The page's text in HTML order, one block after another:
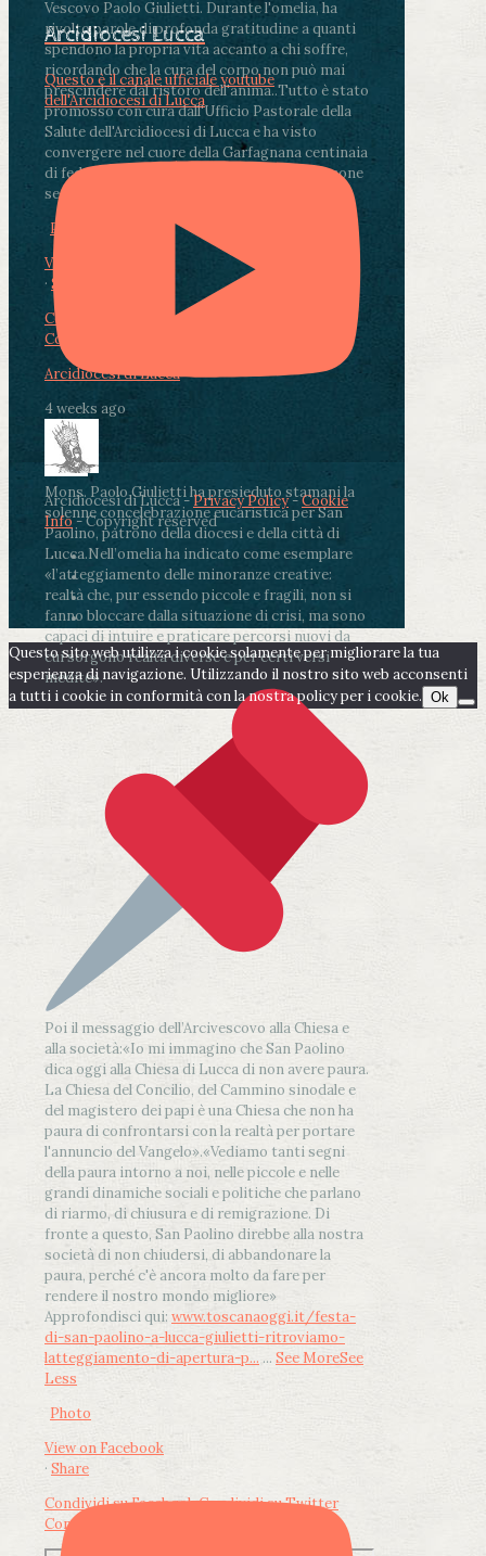
Vescovo Paolo Giulietti. Durante l'omelia, ha
rivolto parole di profonda gratitudine a quanti
spendono la propria vita accanto a chi soffre,
ricordando che la cura del corpo non può mai
prescindere dal ristoro dell'anima..Tutto è stato
promosso con cura dall'Ufficio Pastorale della
Salute dell'Arcidiocesi di Lucca e ha visto
convergere nel cuore della Garfagnana centinaia
di fedeli, operatori sanitari, volontari e persone
segnate dalla malattia.
Photo
View on Facebook
· Share
Condividi su Facebook
Condividi su LinkedIn
Arcidiocesi di Lucca
4 weeks ago
Mons. Paolo Giulietti ha presieduto stamani la
solenne concelebrazione eucaristica per San
Paolino, patrono della diocesi e della città di
Lucca.Nell’omelia ha indicato come esemplare
«l’atteggiamento delle minoranze creative:
realtà che, pur essendo piccole e fragili, non si
fanno bloccare dalla situazione di crisi, ma sono
capaci di intuire e praticare percorsi nuovi da
cui sorgono realtà diverse e per certi versi
inedite».
Poi il messaggio dell’Arcivescovo alla Chiesa e
alla società:«Io mi immagino che San Paolino
dica oggi alla Chiesa di Lucca di non avere paura.
La Chiesa del Concilio, del Cammino sinodale e
del magistero dei papi è una Chiesa che non ha
paura di confrontarsi con la realtà per portare
l'annuncio del Vangelo».«Vediamo tanti segni
della paura intorno a noi, nelle piccole e nelle
grandi dinamiche sociali e politiche che parlano
di riarmo, di chiusura e di remigrazione. Di
fronte a questo, San Paolino direbbe alla nostra
società di non chiudersi, di abbandonare la
paura, perché c'è ancora molto da fare per
rendere il nostro mondo migliore»
Approfondisci qui: www.toscanaoggi.it/festa-
di-san-paolino-a-lucca-giulietti-ritroviamo-
latteggiamento-di-apertura-p... ... See MoreSee
Less
Photo
View on Facebook
· Share
Condividi su FacebookCondividi su Twitter
Condividi su LinkedIn
Arcidiocesi Lucca
Questo è il canale ufficiale youtube
dell'Arcidiocesi di Lucca
Arcidiocesi di Lucca -Privacy Policy-Cookie
Info- Copyright reserved
Questo sito web utilizza i cookie solamente per migliorare la tua
esperienza di navigazione. Utilizzando il nostro sito web acconsenti
a tutti i cookie in conformità con la nostra policy per i cookie. Ok